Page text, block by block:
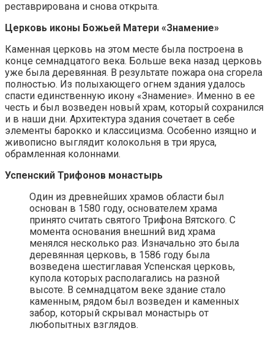
реставрирована и снова открыта.
Церковь иконы Божьей Матери «Знамение»
Каменная церковь на этом месте была построена в
конце семнадцатого века. Больше века назад церковь
уже была деревянная. В результате пожара она сгорела
полностью. Из полыхающего огнем здания удалось
спасти единственную икону «Знамение». Именно в ее
честь и был возведен новый храм, который сохранился
и в наши дни. Архитектура здания сочетает в себе
элементы барокко и классицизма. Особенно изящно и
живописно выглядит колокольня в три яруса,
обрамленная колоннами.
Успенский Трифонов монастырь
Один из древнейших храмов области был
основан в 1580 году, основателем храма
принято считать святого Трифона Вятского. С
момента основания внешний вид храма
менялся несколько раз. Изначально это была
деревянная церковь, в 1586 году была
возведена шестиглавая Успенская церковь,
купола которых располагались на разной
высоте. В семнадцатом веке здание стало
каменным, рядом был возведен и каменных
забор, который скрывал монастырь от
любопытных взглядов.